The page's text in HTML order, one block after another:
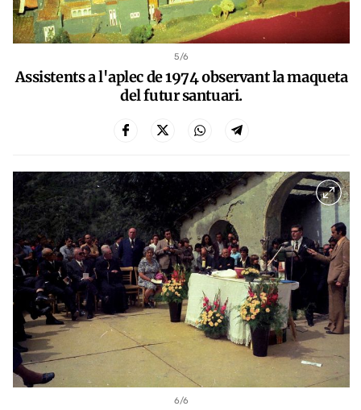
5/6
Assistents a l'aplec de 1974 observant la maqueta
del futur santuari.
6/6